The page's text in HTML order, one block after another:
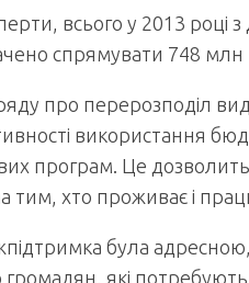
всього у 2013 році
спрямувати 748 млн
про перерозподіл
використання
програм. Це дозволить
хто проживає і
була
які